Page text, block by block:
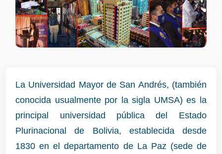
La Universidad Mayor de San Andrés, (también
conocida usualmente por la sigla UMSA) es la
principal universidad pública del Estado
Plurinacional de Bolivia, establecida desde
1830 en el departamento de La Paz (sede de